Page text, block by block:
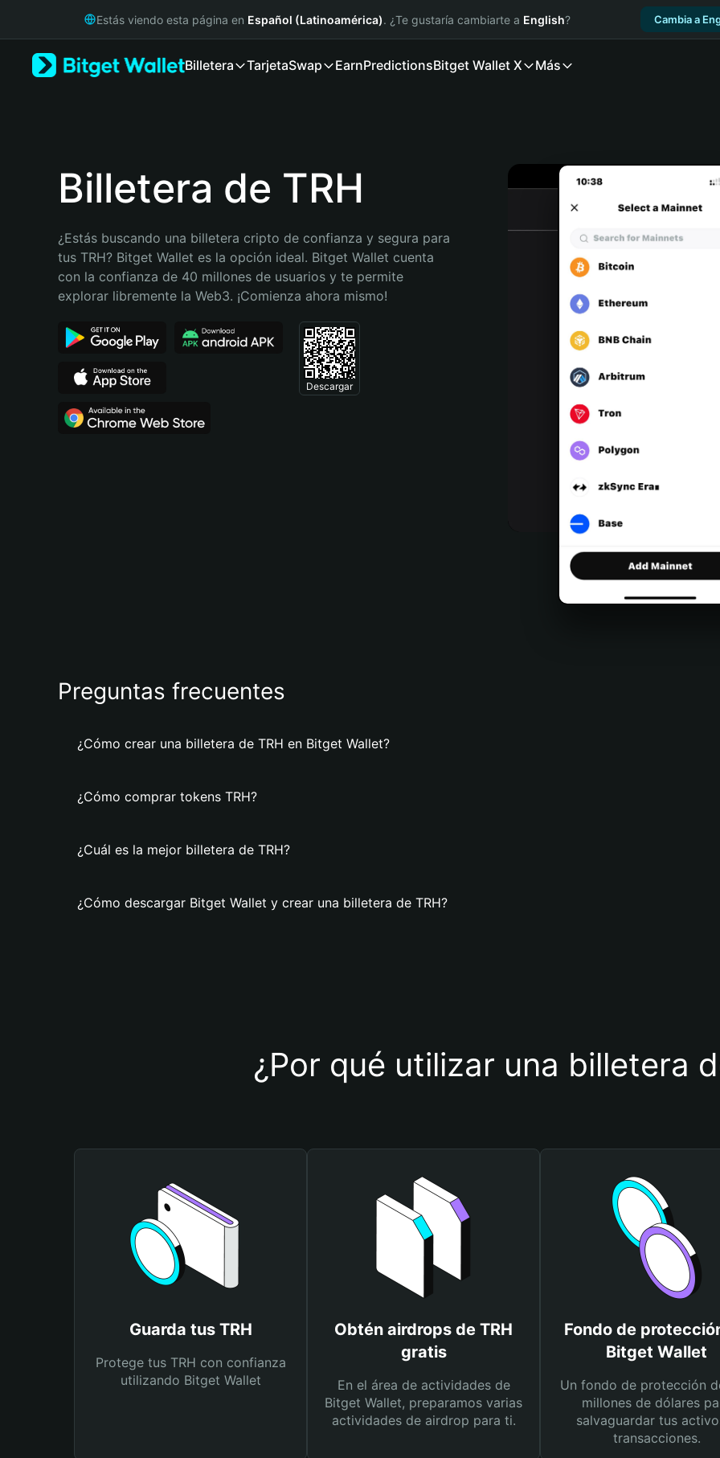
Русский
Bahasa Indonesia
Português (Brasil)
Estás viendo esta página en Español (Latinoamérica). ¿Te gustaría cambiarte a English? Cambia a
Billetera TarjetaSwap EarnPredictionsBitget Wallet X Más
Billetera de TRH
¿Estás buscando una billetera cripto de confianza y segura para
tus TRH? Bitget Wallet es la opción ideal. Bitget Wallet cuenta
con la confianza de 40 millones de usuarios y te permite
explorar libremente la Web3. ¡Comienza ahora mismo!
Descargar
Preguntas frecuentes
¿Cómo crear una billetera de TRH en Bitget Wallet?
¿Cómo comprar tokens TRH?
¿Cuál es la mejor billetera de TRH?
¿Cómo descargar Bitget Wallet y crear una billetera de TRH?
¿Por qué utilizar una billetera
Guarda tus TRH
Protege tus TRH con confianza
utilizando Bitget Wallet
Obtén airdrops de TRH
gratis
En el área de actividades de
Bitget Wallet, preparamos varias
actividades de airdrop para ti.
Fondo de
Bitget Wallet
Un fondo de protección
millones de dólares
salvaguardar tus
transacciones.